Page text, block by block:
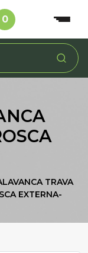
0
TRAVA
EXTERNA-